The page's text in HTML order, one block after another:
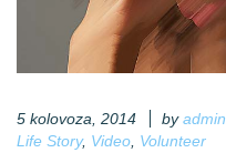
5 kolovoza, 2014 byadmin
Life Story, Video, Volunteer